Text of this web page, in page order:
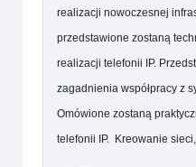
realizacji nowoczesnej
przedstawione zostaną
realizacji telefonii IP.
zagadnienia współpracy z
Omówione zostaną
telefonii IP. Kreowanie